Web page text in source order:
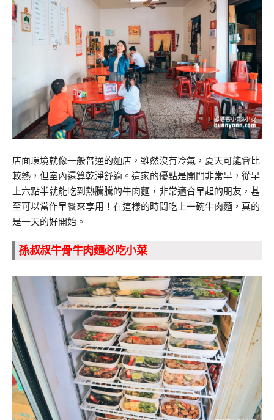
店面環境就像一般普通的麵店，雖然沒有冷氣，夏天可能會比
較熱，但室內還算乾淨舒適。這家的優點是開門非常早，從早
上六點半就能吃到熱騰騰的牛肉麵，非常適合早起的朋友，甚
至可以當作早餐來享用！在這樣的時間吃上一碗牛肉麵，真的
是一天的好開始。
孫叔叔牛骨牛肉麵必吃小菜